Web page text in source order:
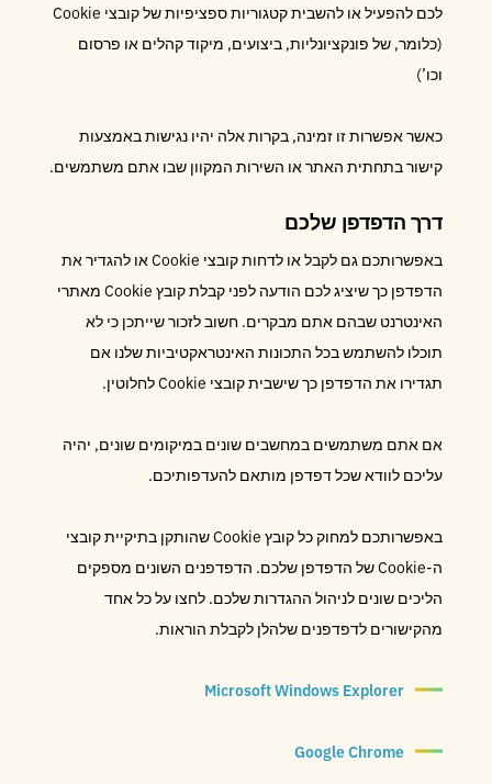
לכם להפעיל או להשבית קטגוריות ספציפיות של קובצי Cookie
(כלומר, של פונקציונליות, ביצועים, מיקוד קהלים או פרסום
וכו’)
כאשר אפשרות זו זמינה, בקרות אלה יהיו נגישות באמצעות
קישור בתחתית האתר או השירות המקוון שבו אתם משתמשים.
דרך הדפדפן שלכם
באפשרותכם גם לקבל או לדחות קובצי Cookie או להגדיר את
הדפדפן כך שיציג לכם הודעה לפני קבלת קובץ Cookie מאתרי
האינטרנט שבהם אתם מבקרים. חשוב לזכור שייתכן כי לא
תוכלו להשתמש בכל התכונות האינטראקטיביות שלנו אם
תגדירו את הדפדפן כך שישבית קובצי Cookie לחלוטין.
אם אתם משתמשים במחשבים שונים במיקומים שונים, יהיה
עליכם לוודא שכל דפדפן מותאם להעדפותיכם.
באפשרותכם למחוק כל קובץ Cookie שהותקן בתיקיית קובצי
ה-Cookie של הדפדפן שלכם. הדפדפנים השונים מספקים
הליכים שונים לניהול ההגדרות שלכם. לחצו על כל אחד
מהקישורים לדפדפנים שלהלן לקבלת הוראות.
Microsoft Windows Explorer
Google Chrome